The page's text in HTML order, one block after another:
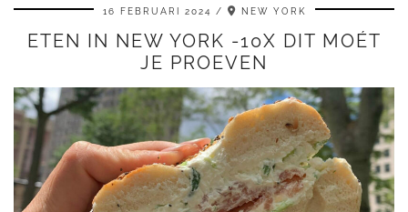
16 FEBRUARI 2024 NEW YORK
ETEN IN NEW YORK -10X DIT MOÉT
JE PROEVEN